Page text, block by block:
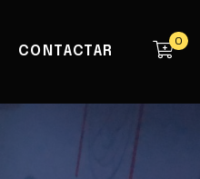
CONTACTAR
0